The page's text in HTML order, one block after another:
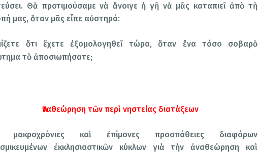
Θὰ προτιμούσαμε νὰ ἄνοιγε ἡ γῆ νὰ μᾶς καταπιεῖ ἀπὸ τὴ
μας, ὅταν μᾶς εἶπε αὐστηρά:
ὅτι ἔχετε ἐξομολογηθεῖ τώρα, ὅταν ἕνα τόσο σοβαρὸ
τὸ ἀποσιωπήσατε;
Ἀναθεώρηση τῶν περὶ νηστείας διατάξεων
μακροχρόνιες καὶ ἐπίμονες προσπάθειες διαφόρων
ἐκκλησιαστικῶν κύκλων γιὰ τὴν ἀναθεώρηση καὶ